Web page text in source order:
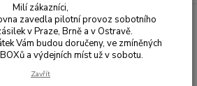
SOLNÉ LAMPY SVÍČKY
CEREUS čakrové
- duhová
Milí zákazníci,
zavedla pilotní provoz sobotního
v Praze, Brně a v Ostravě.
Vám budou doručeny, ve zmíněných
a výdejních míst už v sobotu.
Zavřít